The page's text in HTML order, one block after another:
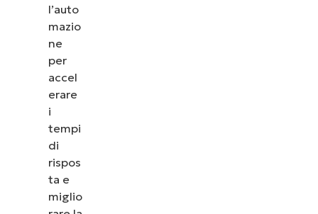
l’auto
mazio
ne
per
accel
erare
i
tempi
di
rispos
ta e
miglio